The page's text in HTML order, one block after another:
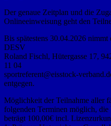
Der genaue Zeitplan und die
Onlineeinweisung geht den
Bis spätestens 30.04.2026
DESV
Roland Fischl, Hütergasse 17,
11 04
sportreferent@eisstock-
entgegen.
Möglichkeit der Teilnahme aller
folgenden Terminen möglich, die
beträgt 100,00€ incl.